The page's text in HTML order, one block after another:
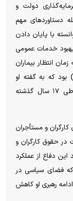
دولت و
دستاورد‌های مهم
با پایان دادن
خدمات عمومی
انتظار بیماران
در سیستم خدمات درمانی ملی بریتانیا (NHS) بود که به گفته او
سریع‌ترین کاهش در فهرست انتظار بیماران طی ۱۷ سال گذشته
و مستأجران
در حقوق کارگران و
دفاع از عملکرد
که فضای سیاسی در
رهبری او کاهش